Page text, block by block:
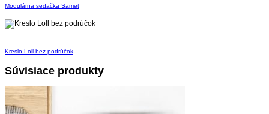
Modulárna sedačka Samet
Kreslo Loll bez podrúčok
Súvisiace produkty